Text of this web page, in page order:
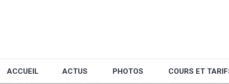
ACCUEIL ACTUS PHOTOS COURS ET